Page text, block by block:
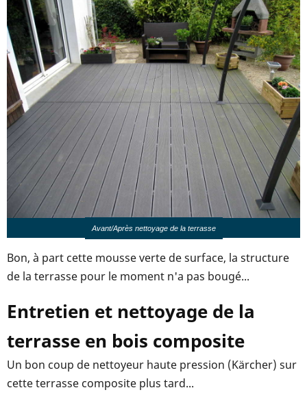
Avant/Après nettoyage de la terrasse
Bon, à part cette mousse verte de surface, la structure
de la terrasse pour le moment n'a pas bougé...
Entretien et nettoyage de la
terrasse en bois composite
Un bon coup de nettoyeur haute pression (Kärcher) sur
cette terrasse composite plus tard...